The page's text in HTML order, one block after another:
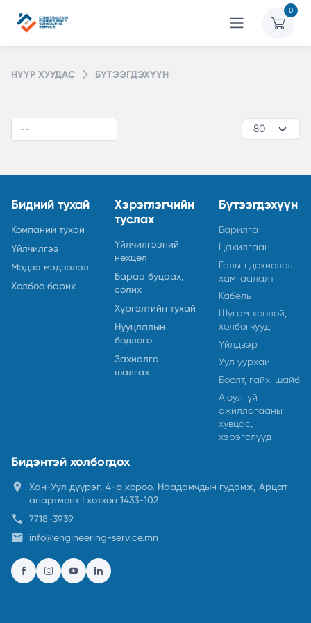
0
НҮҮР ХУУДАС БҮТЭЭГДЭХҮҮН
Бидний тухай
Компаний тухай
Үйлчилгээ
Мэдээ мэдээлэл
Холбоо барих
Хэрэглэгчийн
туслах
Үйлчилгээний
нөхцөл
Бараа буцаах,
солих
Хүргэлтийн тухай
Нууцлалын
бодлого
Захиалга
шалгах
Бүтээгдэхүүн
Барилга
Цахилгаан
Галын дохиолол,
хамгаалалт
Кабель
Шугам хоолой,
холбогчууд
Үйлдвэр
Уул уурхай
Боолт, гайх, шайб
Аюулгүй
ажиллагааны
хувцас,
хэрэгслүүд
Бидэнтэй холбогдох
location_on
Хан-Уул дүүрэг, 4-р хороо, Наадамчдын гудамж, Арцат
апартмент I хотхон 1433-102
call 7718-3939
email info@engineering-service.mn